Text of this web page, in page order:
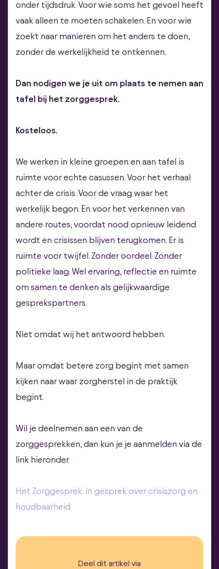
onder tijdsdruk. Voor wie soms het gevoel heeft
vaak alleen te moeten schakelen. En voor wie
zoekt naar manieren om het anders te doen,
zonder de werkelijkheid te ontkennen.
Dan nodigen we je uit om plaats te nemen aan
tafel bij het zorggesprek.
Kosteloos.
We werken in kleine groepen en aan tafel is
ruimte voor echte casussen. Voor het verhaal
achter de crisis. Voor de vraag waar het
werkelijk begon. En voor het verkennen van
andere routes, voordat nood opnieuw leidend
wordt en crisissen blijven terugkomen. Er is
ruimte voor twijfel. Zonder oordeel. Zonder
politieke laag. Wel ervaring, reflectie en ruimte
om samen te denken als gelijkwaardige
gesprekspartners.
Niet omdat wij het antwoord hebben.
Maar omdat betere zorg begint met samen
kijken naar waar zorgherstel in de praktijk
begint.
Wil je deelnemen aan een van de
zorggesprekken, dan kun je je aanmelden via de
link hieronder.
Het Zorggesprek: in gesprek over crisiszorg en
houdbaarheid
Deel dit artikel via